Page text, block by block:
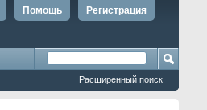
Регистрация
Помощь
Расширенный поиск